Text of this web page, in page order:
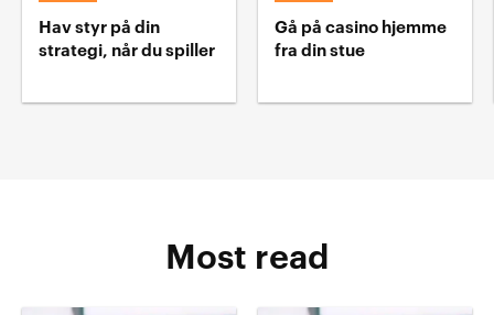
Hav styr på din
strategi, når du spiller
Gå på casino hjemme
fra din stue
Most read